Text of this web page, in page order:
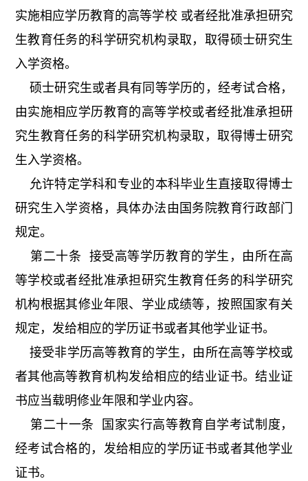
实施相应学历教育的高等学校 或者经批准承担研究
生教育任务的科学研究机构录取，取得硕士研究生
入学资格。
硕士研究生或者具有同等学历的，经考试合格，
由实施相应学历教育的高等学校或者经批准承担研
究生教育任务的科学研究机构录取，取得博士研究
生入学资格。
允许特定学科和专业的本科毕业生直接取得博士
研究生入学资格，具体办法由国务院教育行政部门
规定。
第二十条 接受高等学历教育的学生，由所在高
等学校或者经批准承担研究生教育任务的科学研究
机构根据其修业年限、学业成绩等，按照国家有关
规定，发给相应的学历证书或者其他学业证书。
接受非学历高等教育的学生，由所在高等学校或
者其他高等教育机构发给相应的结业证书。结业证
书应当载明修业年限和学业内容。
第二十一条 国家实行高等教育自学考试制度，
经考试合格的，发给相应的学历证书或者其他学业
证书。